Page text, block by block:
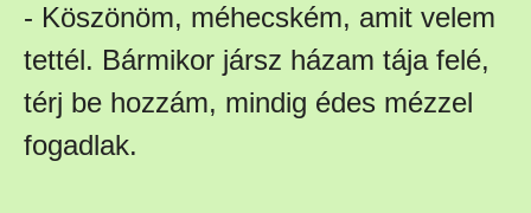
- Köszönöm, méhecském, amit velem
tettél. Bármikor jársz házam tája felé,
térj be hozzám, mindig édes mézzel
fogadlak.